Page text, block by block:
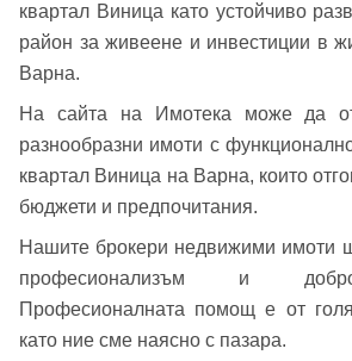
квартал Виница като устойчиво
район за живеене и инвестиции в
Варна.
На сайта на Имотека може да
разнообразни имоти с
квартал Виница на Варна, които
бюджети и предпочитания.
Нашите брокери недвижими имоти
професионализъм и
Професионалната помощ е от
като ние сме наясно с пазара.